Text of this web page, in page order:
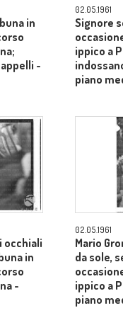
in
-
02.05.1961
Signore
ippico a
piano
occhiali
in
-
02.05.1961
Mario
da sole,
ippico a
piano